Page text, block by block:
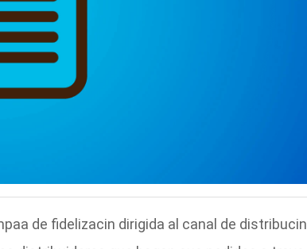
de fidelizacin dirigida al canal de distribucin